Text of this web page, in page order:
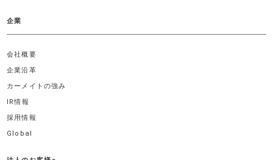
企業
会社概要
企業沿革
カーメイトの強み
IR情報
採用情報
Global